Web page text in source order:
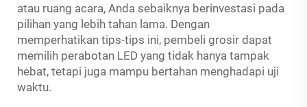
atau ruang acara, Anda sebaiknya berinvestasi pada
pilihan yang lebih tahan lama. Dengan
memperhatikan tips-tips ini, pembeli grosir dapat
memilih perabotan LED yang tidak hanya tampak
hebat, tetapi juga mampu bertahan menghadapi uji
waktu.